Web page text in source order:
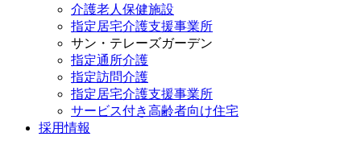
介護老人保健施設
指定居宅介護支援事業所
サン・テレーズガーデン
指定通所介護
指定訪問介護
指定居宅介護支援事業所
サービス付き高齢者向け住宅
採用情報